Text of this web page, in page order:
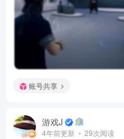
账号共享
游戏J
4年前更新 29次阅读